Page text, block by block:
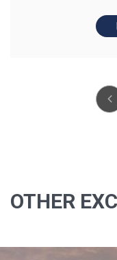
OTHER